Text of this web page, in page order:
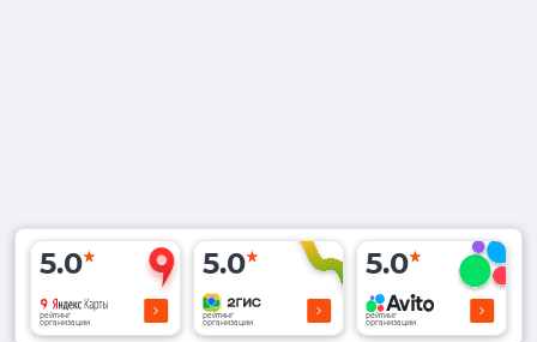
5.0
рейтинг
организации
5.0
рейтинг
организации
5.0
рейтинг
организации